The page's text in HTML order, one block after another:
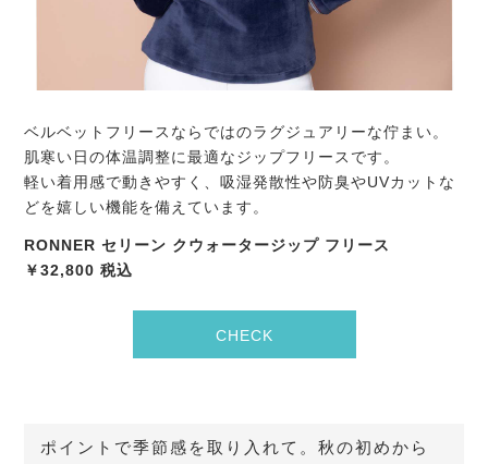
ベルベットフリースならではのラグジュアリーな佇まい。
肌寒い日の体温調整に最適なジップフリースです。
軽い着用感で動きやすく、吸湿発散性や防臭やUVカットな
どを嬉しい機能を備えています。
RONNER セリーン クウォータージップ フリース
￥32,800 税込
CHECK
ポイントで季節感を取り入れて。秋の初めから